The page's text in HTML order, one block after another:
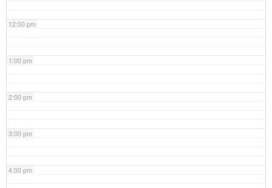
12:00 pm
1:00 pm
2:00 pm
3:00 pm
4:00 pm